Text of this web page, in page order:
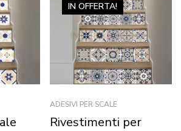
IN OFFERTA!
ADESIVI PER SCALE
Rivestimenti per